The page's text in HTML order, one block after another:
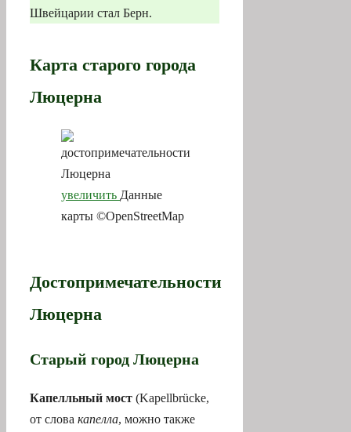
Швейцарии стал Берн.
Карта старого города
Люцерна
увеличить Данные
карты ©OpenStreetMap
Достопримечательности
Люцерна
Старый город Люцерна
Капелльный мост (Kapellbrücke,
от слова капелла, можно также